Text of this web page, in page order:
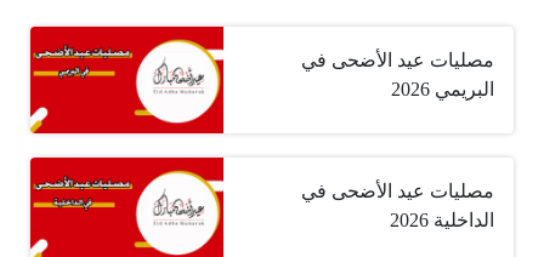
مصليات عيد الأضحى في
البريمي 2026
مصليات عيد الأضحى في
الداخلية 2026